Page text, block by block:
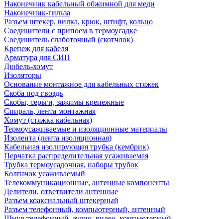
Наконечник кабельный обжимной для меди
Наконечник-гильза
Разъем штекер, вилка, крюк, штифт, кольцо
Соединители с припоем в термоусадке
Соединитель слаботочный (скотчлок)
Крепеж для кабеля
Арматура для СИП
Дюбель-хомут
Изоляторы
Основание монтажное для кабельных стяжек
Скоба под гвоздь
Скобы, серьги, зажимы крепежные
Спираль, лента монтажная
Хомут (стяжка кабельная)
Термоусаживаемые и изоляционные материалы
Изолента (лента изоляционная)
Кабельная изолирующая трубка (кембрик)
Перчатка распределительная усаживаемая
Трубка термоусадочная, наборы трубок
Колпачок усаживаемый
Телекоммуникационные, антенные компоненты
Делители, ответвители антенные
Разъем коаксиальный штекерный
Разъем телефонный, компьютерный, антенный